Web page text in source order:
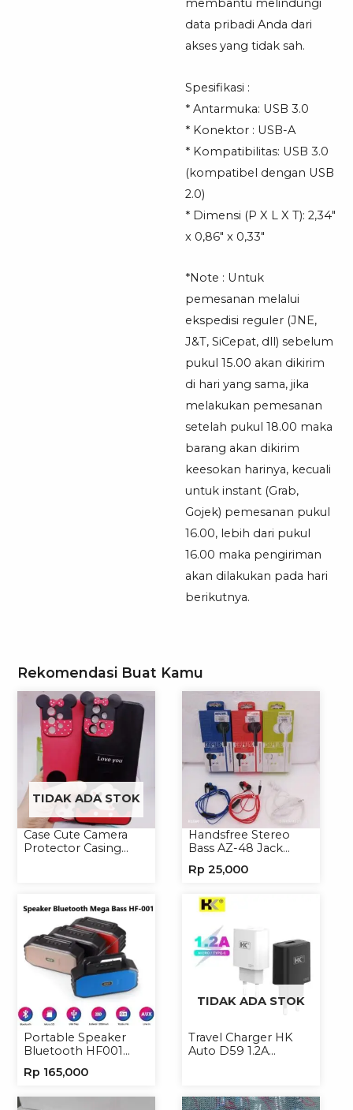
membantu melindungi
data pribadi Anda dari
akses yang tidak sah.
Spesifikasi :
* Antarmuka: USB 3.0
* Konektor : USB-A
* Kompatibilitas: USB 3.0
(kompatibel dengan USB
2.0)
* Dimensi (P X L X T): 2,34″
x 0,86″ x 0,33″
*Note : Untuk
pemesanan melalui
ekspedisi reguler (JNE,
J&T, SiCepat, dll) sebelum
pukul 15.00 akan dikirim
di hari yang sama, jika
melakukan pemesanan
setelah pukul 18.00 maka
barang akan dikirim
keesokan harinya, kecuali
untuk instant (Grab,
Gojek) pemesanan pukul
16.00, lebih dari pukul
16.00 maka pengiriman
akan dilakukan pada hari
berikutnya.
Rekomendasi Buat Kamu
TIDAK ADA STOK
Case Cute Camera
Protector Casing
Handsfree Stereo
Bass AZ-48 Jack
Headset Headphone
Rp 25,000
Portable Speaker
Bluetooth HF001
Wireless
Rp 165,000
TIDAK ADA STOK
Travel Charger HK
Auto D59 1.2A